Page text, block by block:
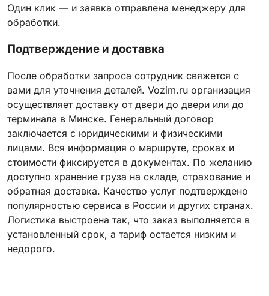
Один клик — и заявка отправлена менеджеру для
обработки.
Подтверждение и доставка
После обработки запроса сотрудник свяжется с
вами для уточнения деталей. Vozim.ru организация
осуществляет доставку от двери до двери или до
терминала в Минске. Генеральный договор
заключается с юридическими и физическими
лицами. Вся информация о маршруте, сроках и
стоимости фиксируется в документах. По желанию
доступно хранение груза на складе, страхование и
обратная доставка. Качество услуг подтверждено
популярностью сервиса в России и других странах.
Логистика выстроена так, что заказ выполняется в
установленный срок, а тариф остается низким и
недорого.